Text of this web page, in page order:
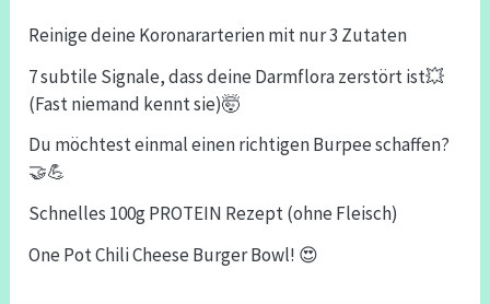
Reinige deine Koronararterien mit nur 3 Zutaten
7 subtile Signale, dass deine Darmflora zerstört ist💥
(Fast niemand kennt sie)🤯
Du möchtest einmal einen richtigen Burpee schaffen?
🤝💪
Schnelles 100g PROTEIN Rezept (ohne Fleisch)
One Pot Chili Cheese Burger Bowl! 😍